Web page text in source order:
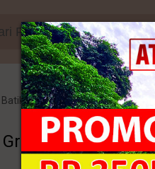
Grosir Harga Murah
Harga Murah